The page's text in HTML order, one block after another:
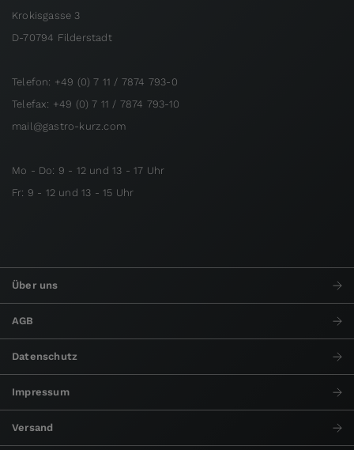
Krokisgasse 3
D-70794 Filderstadt
Telefon: +49 (0) 7 11 / 7874 793-0
Telefax: +49 (0) 7 11 / 7874 793-10
mail@gastro-kurz.com
Mo - Do: 9 - 12 und 13 - 17 Uhr
Fr: 9 - 12 und 13 - 15 Uhr
Über uns
AGB
Datenschutz
Impressum
Versand